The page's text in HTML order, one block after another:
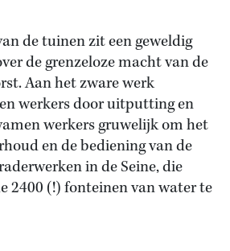
de tuinen zit een geweldig
de grenzeloze macht van de
Aan het zware werk
werkers door uitputting en
werkers gruwelijk om het
en de bediening van de
in de Seine, die
2400 (!) fonteinen van water te